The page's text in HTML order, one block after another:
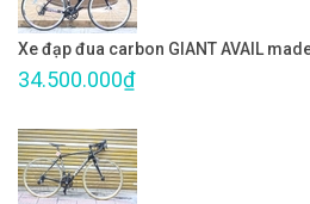
Xe đạp đua carbon GIANT AVAIL
34.500.000₫